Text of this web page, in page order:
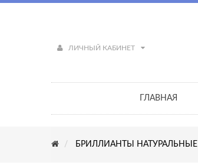
ЛИЧНЫЙ КАБИНЕТ
ГЛАВНАЯ
БРИЛЛИАНТЫ НАТУРАЛЬНЫЕ